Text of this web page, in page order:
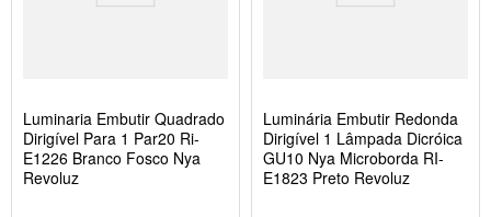
Luminaria Embutir Quadrado
Dirigível Para 1 Par20 Ri-
E1226 Branco Fosco Nya
Revoluz
Luminária Embutir Redonda
Dirigível 1 Lâmpada Dicróica
GU10 Nya Microborda RI-
E1823 Preto Revoluz